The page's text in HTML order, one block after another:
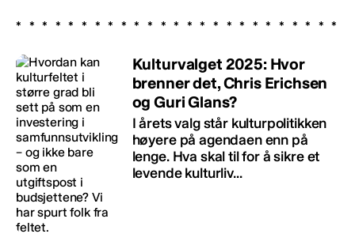
Kulturvalget 2025: Hvor
brenner det, Chris Erichsen
og Guri Glans?
I årets valg står kulturpolitikken
høyere på agendaen enn på
lenge. Hva skal til for å sikre et
levende kulturliv...